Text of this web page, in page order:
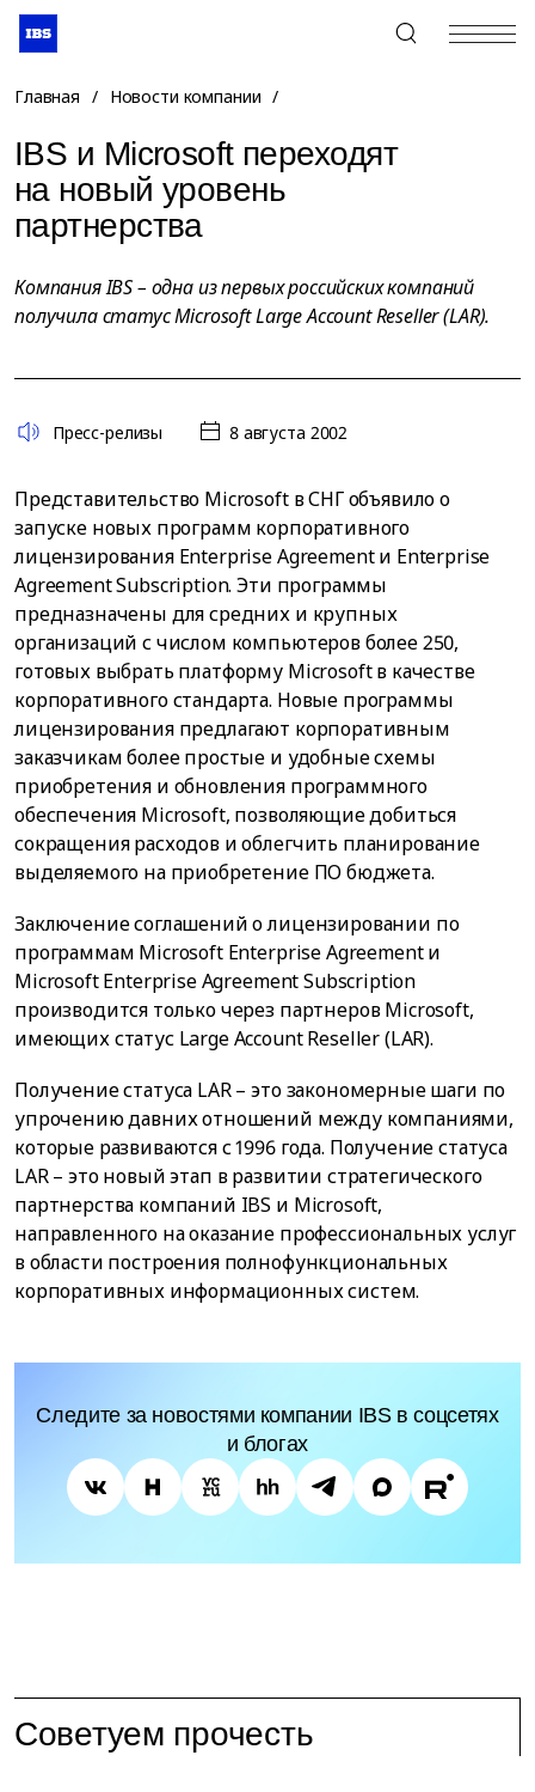
+7 (495) 967-80-80
Главная / Новости компании /
IBS и Microsoft переходят
на новый уровень
партнерства
Компания IBS – одна из первых российских компаний
получила статус Microsoft Large Account Reseller (LAR).
Пресс-релизы 8 августа 2002
Представительство Microsoft в СНГ объявило о
запуске новых программ корпоративного
лицензирования Enterprise Agreement и Enterprise
Agreement Subscription. Эти программы
предназначены для средних и крупных
организаций с числом компьютеров более 250,
готовых выбрать платформу Microsoft в качестве
корпоративного стандарта. Новые программы
лицензирования предлагают корпоративным
заказчикам более простые и удобные схемы
приобретения и обновления программного
обеспечения Microsoft, позволяющие добиться
сокращения расходов и облегчить планирование
выделяемого на приобретение ПО бюджета.
Заключение соглашений о лицензировании по
программам Microsoft Enterprise Agreement и
Microsoft Enterprise Agreement Subscription
производится только через партнеров Microsoft,
имеющих статус Large Account Reseller (LAR).
Получение статуса LAR – это закономерные шаги по
упрочению давних отношений между компаниями,
которые развиваются с 1996 года. Получение статуса
LAR – это новый этап в развитии стратегического
партнерства компаний IBS и Microsoft,
направленного на оказание профессиональных услуг
в области построения полнофункциональных
корпоративных информационных систем.
Следите за новостями компании IBS в соцсетях
и блогах
Советуем прочесть